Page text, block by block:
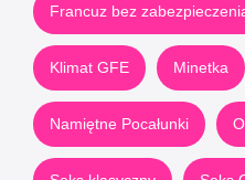
Francuz bez
Klimat GFE Minetka
Namiętne Pocałunki